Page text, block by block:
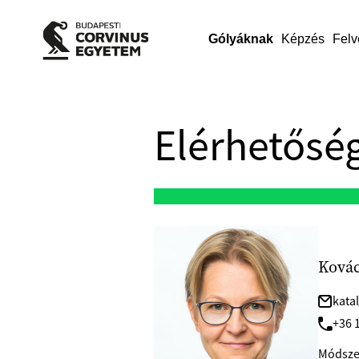
Gólyáknak Képzés
+36